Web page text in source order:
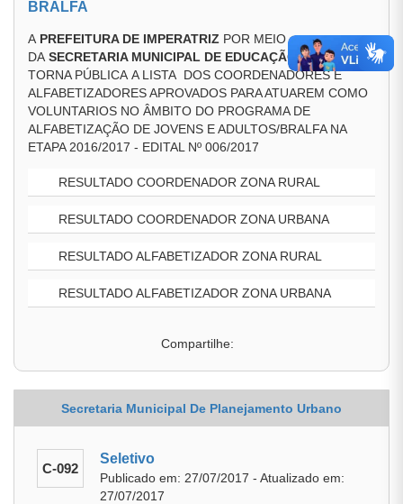
BRALFA
A PREFEITURA DE IMPERATRIZ POR MEIO
DA SECRETARIA MUNICIPAL DE EDUCAÇÃO (SEMED),
TORNA PÚBLICA A LISTA DOS COORDENADORES E
ALFABETIZADORES APROVADOS PARA ATUAREM COMO
VOLUNTARIOS NO ÂMBITO DO PROGRAMA DE
ALFABETIZAÇÃO DE JOVENS E ADULTOS/BRALFA NA
ETAPA 2016/2017 - EDITAL Nº 006/2017
RESULTADO COORDENADOR ZONA RURAL
RESULTADO COORDENADOR ZONA URBANA
RESULTADO ALFABETIZADOR ZONA RURAL
RESULTADO ALFABETIZADOR ZONA URBANA
Compartilhe:
Secretaria Municipal De Planejamento Urbano
C-092
Seletivo
Publicado em: 27/07/2017 - Atualizado em:
27/07/2017